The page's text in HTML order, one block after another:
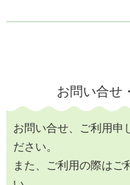
お問い合せ
お問い合せ、ご利用申
ださい。
また、ご利用の際はご